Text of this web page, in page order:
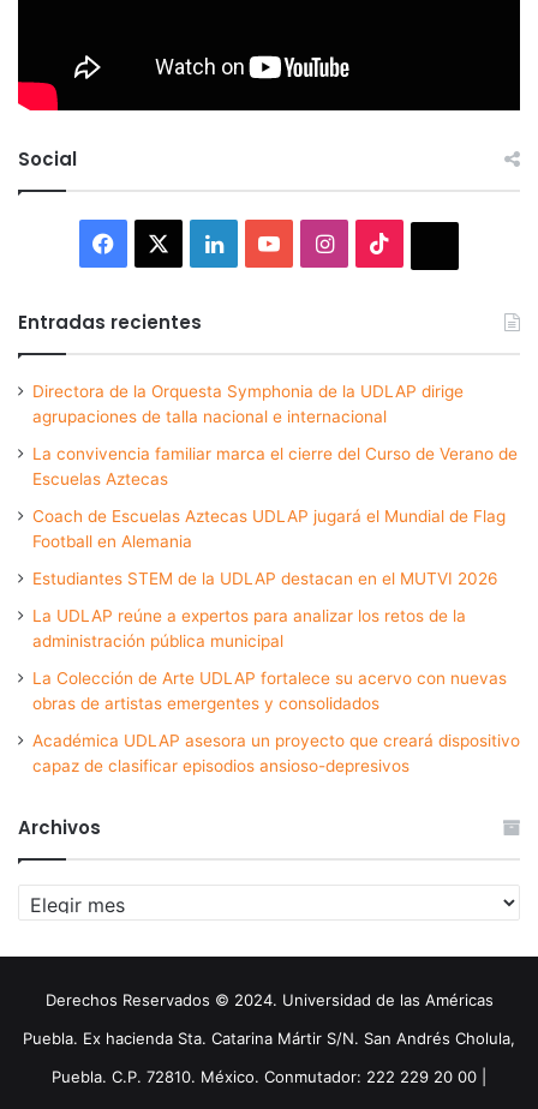
Social
Facebook LinkedInYouTubeInstagram
Entradas recientes
Directora de la Orquesta Symphonia de la UDLAP dirige
agrupaciones de talla nacional e internacional
La convivencia familiar marca el cierre del Curso de Verano de
Escuelas Aztecas
Coach de Escuelas Aztecas UDLAP jugará el Mundial de Flag
Football en Alemania
Estudiantes STEM de la UDLAP destacan en el MUTVI 2026
La UDLAP reúne a expertos para analizar los retos de la
administración pública municipal
La Colección de Arte UDLAP fortalece su acervo con nuevas
obras de artistas emergentes y consolidados
Académica UDLAP asesora un proyecto que creará dispositivo
capaz de clasificar episodios ansioso-depresivos
Archivos
Archivos
Derechos Reservados © 2024. Universidad de las Américas
Puebla. Ex hacienda Sta. Catarina Mártir S/N. San Andrés Cholula,
Puebla. C.P. 72810. México. Conmutador: 222 229 20 00 |